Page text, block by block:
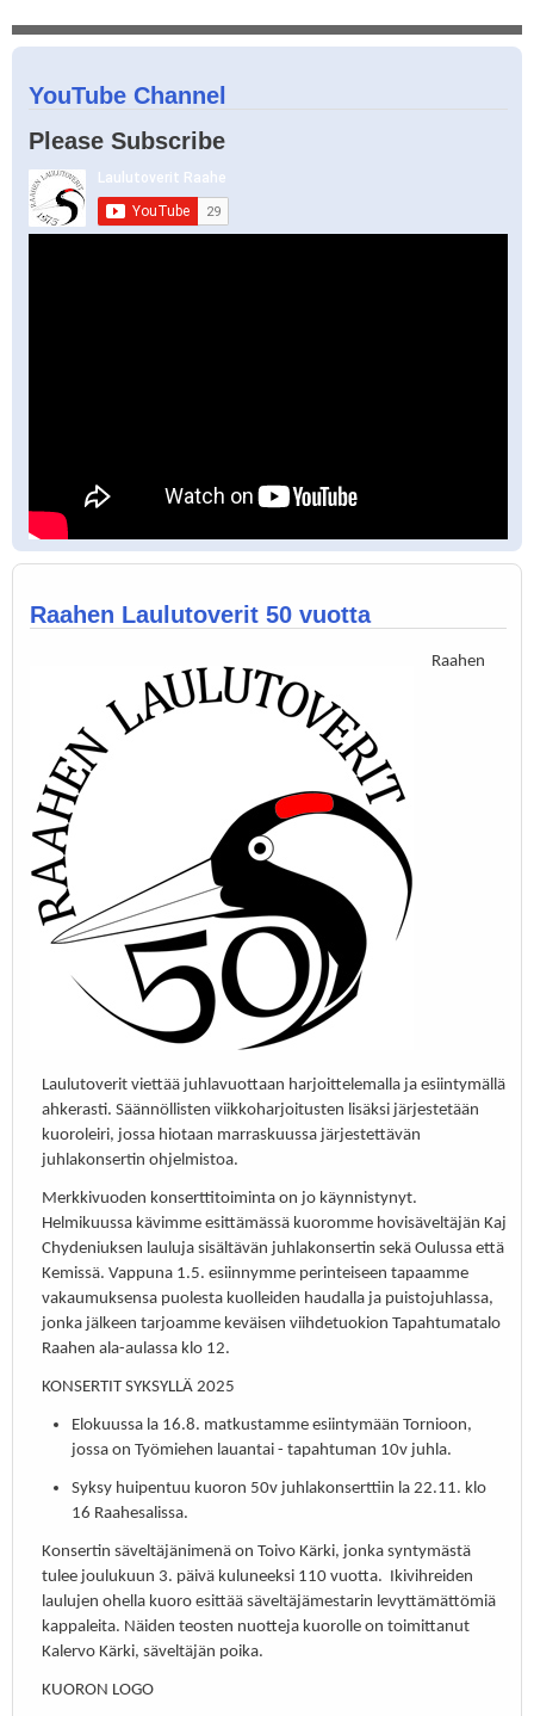
YouTube Channel
Please Subscribe
Raahen Laulutoverit 50 vuotta
Raahen
Laulutoverit viettää juhlavuottaan harjoittelemalla ja esiintymällä
ahkerasti. Säännöllisten viikkoharjoitusten lisäksi järjestetään
kuoroleiri, jossa hiotaan marraskuussa järjestettävän
juhlakonsertin ohjelmistoa.
Merkkivuoden konserttitoiminta on jo käynnistynyt.
Helmikuussa kävimme esittämässä kuoromme hovisäveltäjän Kaj
Chydeniuksen lauluja sisältävän juhlakonsertin sekä Oulussa että
Kemissä. Vappuna 1.5. esiinnymme perinteiseen tapaamme
vakaumuksensa puolesta kuolleiden haudalla ja puistojuhlassa,
jonka jälkeen tarjoamme keväisen viihdetuokion Tapahtumatalo
Raahen ala-aulassa klo 12.
KONSERTIT SYKSYLLÄ 2025
Elokuussa la 16.8. matkustamme esiintymään Tornioon,
jossa on Työmiehen lauantai - tapahtuman 10v juhla.
Syksy huipentuu kuoron 50v juhlakonserttiin la 22.11. klo
16 Raahesalissa.
Konsertin säveltäjänimenä on Toivo Kärki, jonka syntymästä
tulee joulukuun 3. päivä kuluneeksi 110 vuotta. Ikivihreiden
laulujen ohella kuoro esittää säveltäjämestarin levyttämättömiä
kappaleita. Näiden teosten nuotteja kuorolle on toimittanut
Kalervo Kärki, säveltäjän poika.
KUORON LOGO